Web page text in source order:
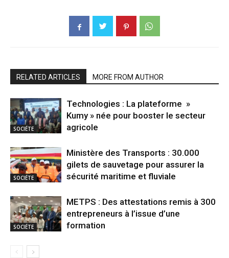
RELATED ARTICLES MORE FROM AUTHOR
SOCIÉTE
Technologies : La plateforme »
Kumy » née pour booster le secteur
agricole
SOCIÉTE
Ministère des Transports : 30.000
gilets de sauvetage pour assurer la
sécurité maritime et fluviale
SOCIÉTE
METPS : Des attestations remis à 300
entrepreneurs à l’issue d’une
formation